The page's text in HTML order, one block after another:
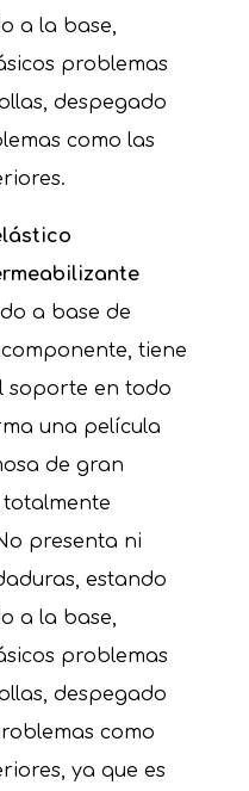
a la base,
problemas
despegado
como las
a base de
tiene
soporte en todo
una película
de gran
presenta ni
estando
a la base,
problemas
despegado
como
ya que es